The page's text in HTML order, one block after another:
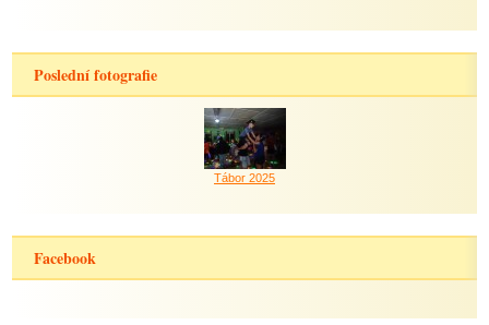
Poslední fotografie
Tábor 2025
Facebook